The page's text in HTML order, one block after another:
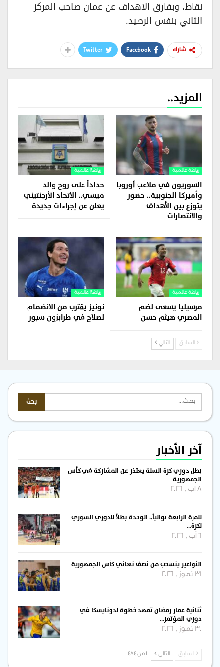
نقاط، وبفارق الاهداف عن عمان صاحب المركز
الثاني بنفس الرصيد.
شارك Facebook
Twitter
المزيد..
رياضة عالمية
السوريون في ملاعب أوروبا
وأميركا الجنوبية.. حضور
يتوزع بين الأهداف
والانتصارات
رياضة عالمية
حداداً على روح والد
ميسي.. الاتحاد الأرجنتيني
يعلن عن إجراءات جديدة
رياضة عالمية
مرسيليا يسعى لضم
المصري هيثم حسن
رياضة عالمية
نونيز يقترب من الانضمام
لصلاح في طرابزون سبور
السابق التالي
آخر الأخبار
بطل دوري كرة السلة يعتذر عن المشاركة في كأس
الجمهورية
للمرة الرابعة توالياً.. الوحدة بطلاً للدوري السوري
لكرة…
النواعير ينسحب من نصف نهائي كأس الجمهورية
31 تموز , 2026
ثنائية عمار رمضان تمهد خطوة لدونايسكا في
دوري المؤتمر…
30 تموز , 2026
السابق التالي